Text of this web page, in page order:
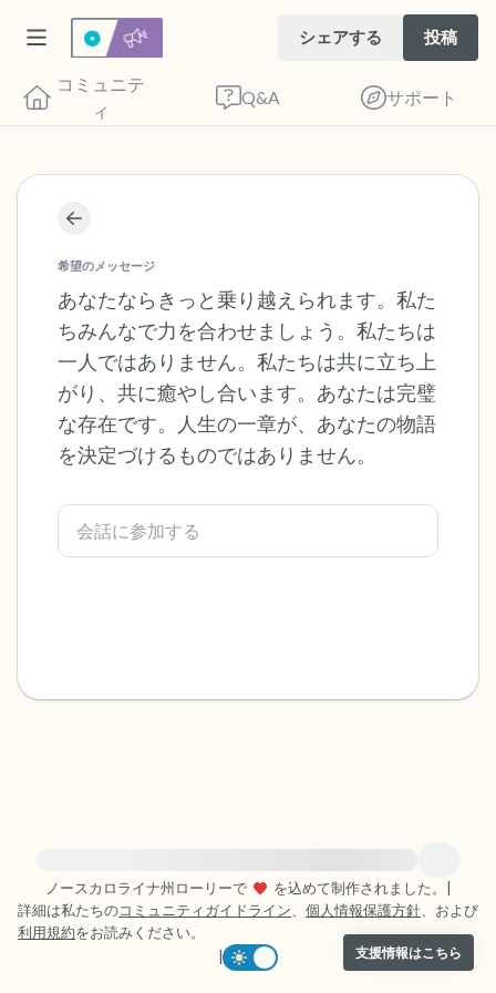
シェアする 投稿
コミュニテ
ィ
Q&A サポート
希望のメッセージ
あなたならきっと乗り越えられます。私た
ちみんなで力を合わせましょう。私たちは
一人ではありません。私たちは共に立ち上
がり、共に癒やし合います。あなたは完璧
な存在です。人生の一章が、あなたの物語
を決定づけるものではありません。
ノースカロライナ州ローリーで
を込めて制作されました。
詳細は私たちのコミュニティガイドライン、 個人情報保護方針、および
利用規約をお読みください。
支援情報はこちら
座り心地の良い場所を見つけてください。
目を軽く閉じて、深呼吸を数回します。鼻
から息を吸い（3つ数え）、口から息を吐
きます（3つ数え）。さあ、目を開けて周
りを見回してください。以下のことを声に
出して言ってみてください。
見えるもの5つ（部屋の中と窓の外を見る
感じるもの4つ（目の前にあるもので触れ
匂いを嗅ぐもの2つ